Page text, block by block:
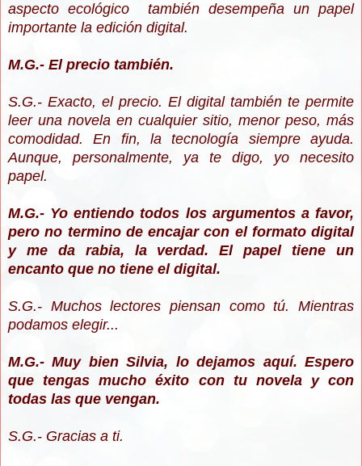
aspecto ecológico también desempeña un papel
importante la edición digital.
M.G.- El precio también.
S.G.- Exacto, el precio. El digital también te permite
leer una novela en cualquier sitio, menor peso, más
comodidad. En fin, la tecnología siempre ayuda.
Aunque, personalmente, ya te digo, yo necesito
papel.
M.G.- Yo entiendo todos los argumentos a favor,
pero no termino de encajar con el formato digital
y me da rabia, la verdad. El papel tiene un
encanto que no tiene el digital.
S.G.- Muchos lectores piensan como tú. Mientras
podamos elegir...
M.G.- Muy bien Silvia, lo dejamos aquí. Espero
que tengas mucho éxito con tu novela y con
todas las que vengan.
S.G.- Gracias a ti.